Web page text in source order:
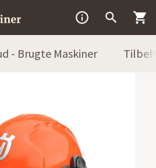
  
- Brugte Maskiner